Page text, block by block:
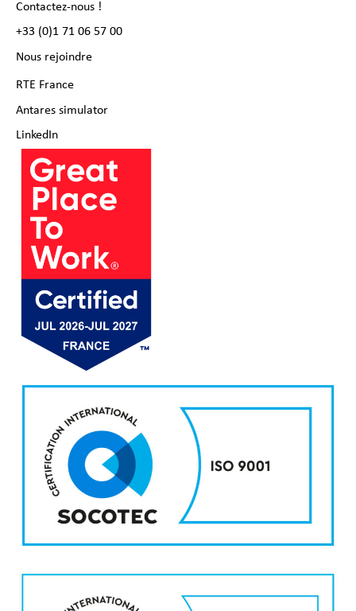
Contactez-nous !
+33 (0)1 71 06 57 00
Nous rejoindre
RTE France
Antares simulator
LinkedIn